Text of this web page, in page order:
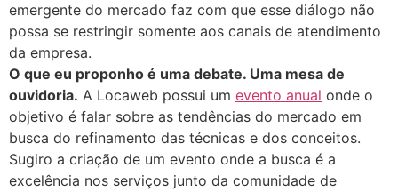
emergente do mercado faz com que esse diálogo não
possa se restringir somente aos canais de atendimento
da empresa.
O que eu proponho é uma debate. Uma mesa de
ouvidoria. A Locaweb possui um evento anual onde o
objetivo é falar sobre as tendências do mercado em
busca do refinamento das técnicas e dos conceitos.
Sugiro a criação de um evento onde a busca é a
excelência nos serviços junto da comunidade de